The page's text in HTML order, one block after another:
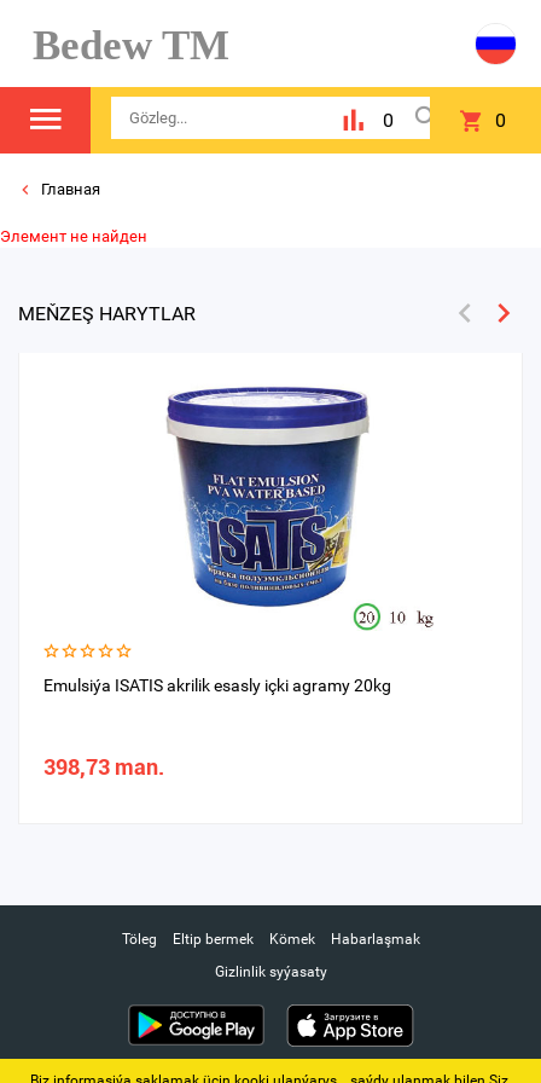
Bedew TM
0 0
Главная
Элемент не найден
MEŇZEŞ HARYTLAR
Emulsiýa ISATIS akrilik esasly içki agramy 20kg
398,73 man.
Töleg Eltip bermek Kömek
Habarlaşmak
Gizlinlik syýasaty